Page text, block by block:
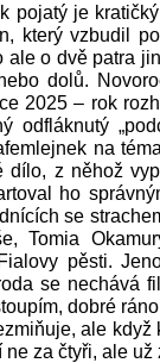
pojatý je
který vzbudil
ale o dvě patra
dolů.
2025 – rok
odfláknutý
na
dílo, z něhož
ho
se
Tomia
pěsti.
se nechává
dobré
ale když
za čtyři, ale už